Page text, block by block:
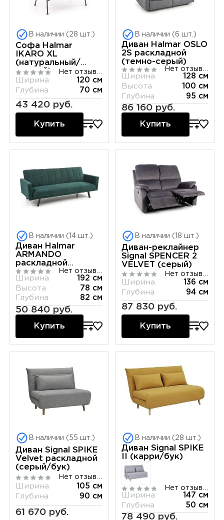
В наличии (28 шт.)
Софа Halmar
IKARO XL
(натуральный/
черный)
Ширина
120 см
Глубина
70 см
43 420 руб.
Купить
В наличии (6 шт.)
Диван Halmar OSLO
2S раскладной
(темно-серый)
Ширина
128 см
Высота
100 см
Глубина
95 см
86 160 руб.
Купить
В наличии (14 шт.)
Диван Halmar
ARMANDO
раскладной
(темно-зеленый)
Ширина
192 см
Высота
78 см
Глубина
82 см
50 840 руб.
Купить
В наличии (18 шт.)
Диван-реклайнер
Signal SPENCER 2
VELVET (серый)
Ширина
136 см
Глубина
94 см
87 830 руб.
Купить
В наличии (55 шт.)
Диван Signal SPIKE
Velvet раскладной
(серый/бук)
Ширина
105 см
Глубина
90 см
61 670 руб.
В наличии (28 шт.)
Диван Signal SPIKE
II (карри/бук)
Ширина
147 см
Глубина
50 см
78 490 руб.